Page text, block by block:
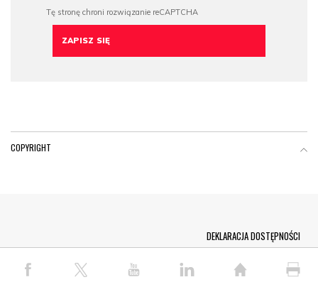
COPYRIGHT
© COPYRIGHT PAP 2026
DEKLARACJA DOSTĘPNOŚCI